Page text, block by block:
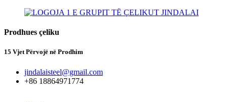
Prodhues çeliku
15 Vjet Përvojë në Prodhim
jindalaisteel@gmail.com
+86 18864971774